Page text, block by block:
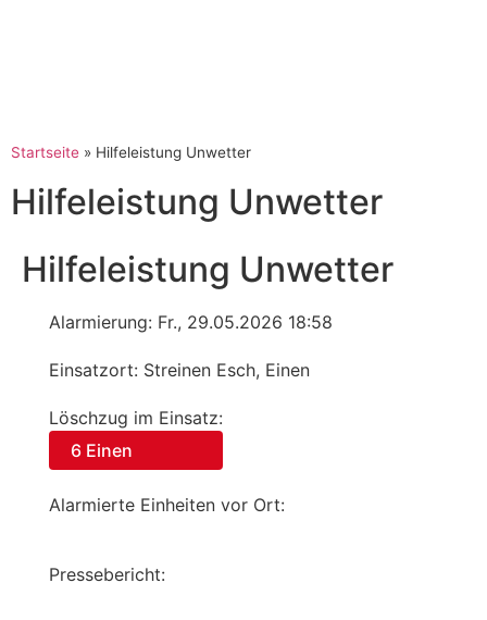
Startseite » Hilfeleistung Unwetter
Hilfeleistung Unwetter
Hilfeleistung Unwetter
Alarmierung: Fr., 29.05.2026 18:58
Einsatzort: Streinen Esch, Einen
Löschzug im Einsatz:
6 Einen
Alarmierte Einheiten vor Ort:
Pressebericht: